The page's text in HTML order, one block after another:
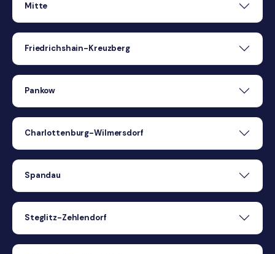
Mitte
Friedrichshain-Kreuzberg
Pankow
Charlottenburg-Wilmersdorf
Spandau
Steglitz-Zehlendorf